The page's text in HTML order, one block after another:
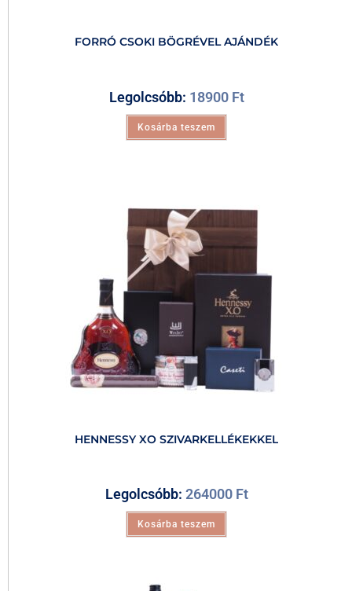
FORRÓ CSOKI BÖGRÉVEL AJÁNDÉK
Legolcsóbb: 18900 Ft
Kosárba teszem
HENNESSY XO SZIVARKELLÉKEKKEL
Legolcsóbb: 264000 Ft
Kosárba teszem